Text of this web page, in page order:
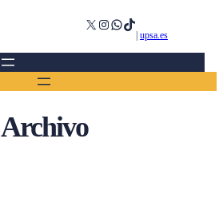
X Instagram WhatsApp TikTok
upsa.es
Archivo